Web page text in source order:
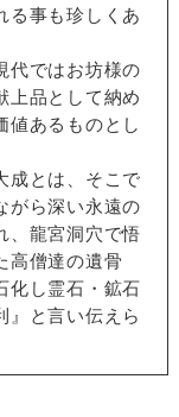
る事も珍しくあ
代ではお坊様の
上品として納め
値あるものとし
成とは、そこで
がら深い永遠の
、龍宮洞穴で悟
高僧達の遺骨
化し霊石・鉱石
』と言い伝えら